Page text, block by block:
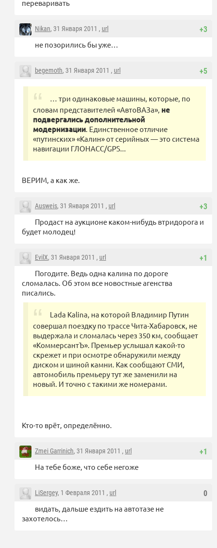
переваривать
+3
Nikan, 31 Января 2011 , url
не позорились бы уже…
+5
begemoth, 31 Января 2011 , url
… три одинаковые машины, которые, по
словам представителей «АвтоВАЗа», не
подвергались дополнительной
модернизации. Единственное отличие
«путинских» «Калин» от серийных — это система
навигации ГЛОНАСС/GPS...
ВЕРИМ, а как же.
+3
Ausweis, 31 Января 2011 , url
Продаст на аукционе каком-нибудь втридорога и
будет молодец!
+1
EvilX, 31 Января 2011 , url
Погодите. Ведь одна калина по дороге
сломалась. Об этом все новостные агенства
писались.
Lada Kalina, на которой Владимир Путин
совершал поездку по трассе Чита-Хабаровск, не
выдержала и сломалась через 350 км, сообщает
«КоммерсантЪ». Премьер услышал какой-то
скрежет и при осмотре обнаружили между
диском и шиной камни. Как сообщают СМИ,
автомобиль премьеру тут же заменили на
новый. И точно с такими же номерами.
Кто-то врёт, определённо.
+1
Zmei Garrinich, 31 Января 2011 , url
На тебе боже, что себе негоже
0
LiSergey, 1 Февраля 2011 , url
видать, дальше ездить на автотазе не
захотелось…